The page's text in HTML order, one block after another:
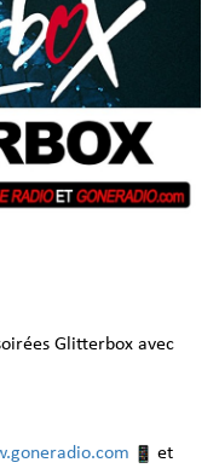
Glitterbox avec
et